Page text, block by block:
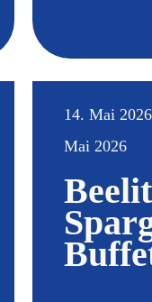
14. Mai
Mai 2026